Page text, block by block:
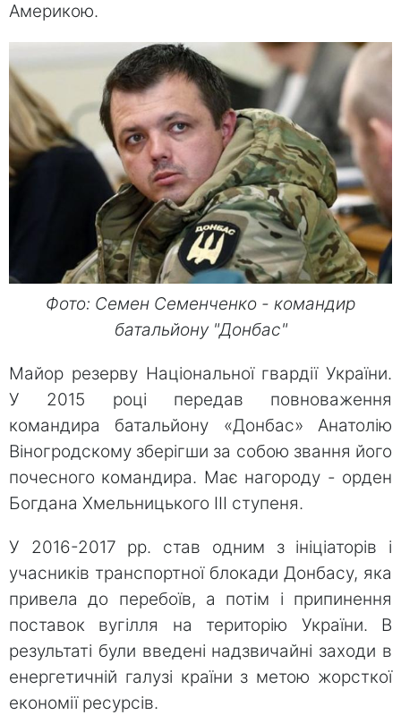
Америкою.
Фото: Семен Семенченко - командир
батальйону "Донбас"
Майор резерву Національної гвардії України.
У 2015 році передав повноваження
командира батальйону «Донбас» Анатолію
Віногродскому зберігши за собою звання його
почесного командира. Має нагороду - орден
Богдана Хмельницького III ступеня.
У 2016-2017 рр. став одним з ініціаторів і
учасників транспортної блокади Донбасу, яка
привела до перебоїв, а потім і припинення
поставок вугілля на територію України. В
результаті були введені надзвичайні заходи в
енергетичній галузі країни з метою жорсткої
економії ресурсів.